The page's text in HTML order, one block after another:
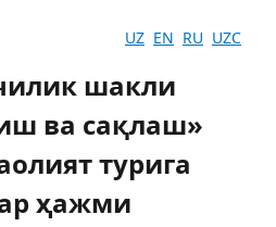
UZ EN RU UZC
шакли
ва сақлаш»
турига
ҳажми